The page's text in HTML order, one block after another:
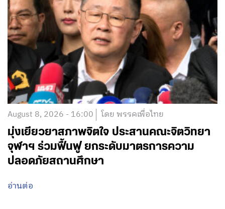
August 8, 2026 - 16:00 โดย พรรคเพื่อไทย
มุ่งเยียวยาสภาพจิตใจ ประสานคณะจิตวิทยา
จุฬาฯ ร่วมฟื้นฟู ยกระดับมาตรการความ
ปลอดภัยสถานศึกษา
อ่านต่อ